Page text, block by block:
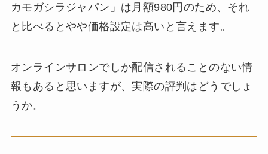
カモガシラジャパン」は月額980円のため、それ
と比べるとやや価格設定は高いと言えます。
オンラインサロンでしか配信されることのない情
報もあると思いますが、実際の評判はどうでしょ
うか。